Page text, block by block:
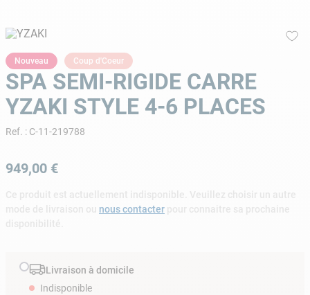
Nouveau Coup d'Coeur
SPA SEMI-RIGIDE CARRE
YZAKI STYLE 4-6 PLACES
Ref. : C-11-219788
949,00 €
nous contacter
Livraison à domicile
Indisponible